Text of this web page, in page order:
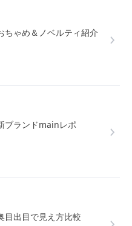
ちゃめ＆ノベルティ紹介
ブランドmainレポ
目出目で見え方比較